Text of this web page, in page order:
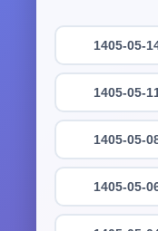
1405-05-
1405-05-
1405-05-
1405-05-